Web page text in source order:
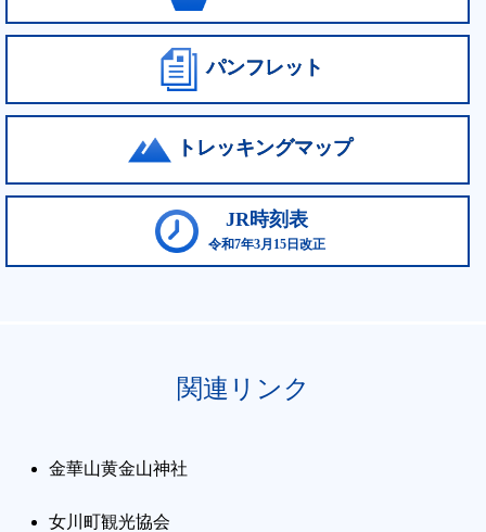
パンフレット
トレッキングマップ
JR時刻表
令和7年3月15日改正
関連リンク
金華山黄金山神社
女川町観光協会